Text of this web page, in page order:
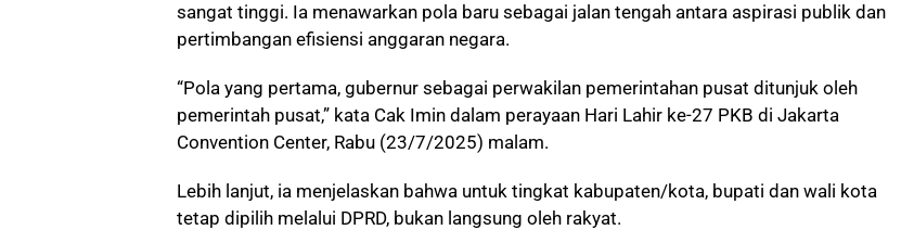
sangat tinggi. Ia menawarkan pola baru sebagai jalan tengah antara aspirasi publik dan
pertimbangan efisiensi anggaran negara.
“Pola yang pertama, gubernur sebagai perwakilan pemerintahan pusat ditunjuk oleh
pemerintah pusat,” kata Cak Imin dalam perayaan Hari Lahir ke-27 PKB di Jakarta
Convention Center, Rabu (23/7/2025) malam.
Lebih lanjut, ia menjelaskan bahwa untuk tingkat kabupaten/kota, bupati dan wali kota
tetap dipilih melalui DPRD, bukan langsung oleh rakyat.